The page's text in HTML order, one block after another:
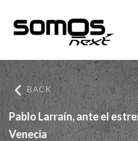
BACK
Pablo Larraín, ante el
Venecia